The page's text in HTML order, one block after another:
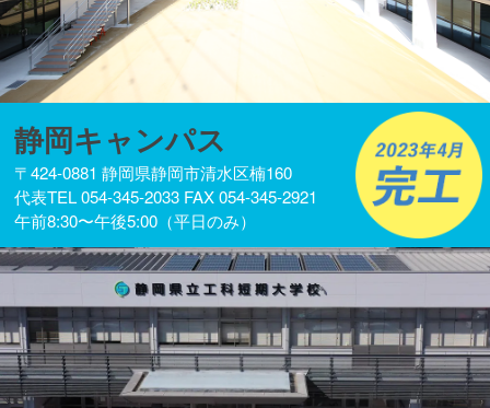
静岡キャンパス
〒424-0881 静岡県静岡市清水区楠160
代表TEL 054-345-2033 FAX 054-345-2921
午前8:30〜午後5:00（平日のみ）